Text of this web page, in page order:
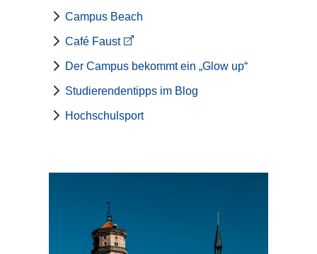
Campus Beach
Café Faust
Der Campus bekommt ein „Glow up“
Studierendentipps im Blog
Hochschulsport